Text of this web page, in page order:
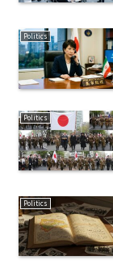
Politics
Politics
Politics